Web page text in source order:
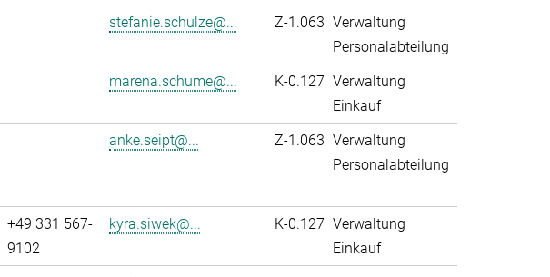
stefanie.schulze@... Z-1.063 Verwaltung
Personalabteilung
marena.schume@... K-0.127 Verwaltung
Einkauf
anke.seipt@... Z-1.063 Verwaltung
Personalabteilung
+49 331 567-
9102
kyra.siwek@... K-0.127 Verwaltung
Einkauf